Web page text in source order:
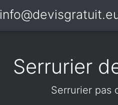
Serrurier
Serrurier pas